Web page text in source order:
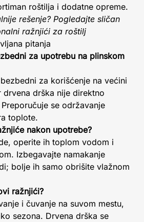
roštilja i dodatne opreme.
rešenje? Pogledajte sličan
ražnjići za roštilj
pitanja
za upotrebu na plinskom
za korišćenje na većini
drvena drška nije direktno
se održavanje
toplote.
nakon upotrebe?
operite ih toplom vodom i
Izbegavajte namakanje
bolje ih samo obrišite vlažnom
ražnjići?
i čuvanje na suvom mestu,
sezona. Drvena drška se